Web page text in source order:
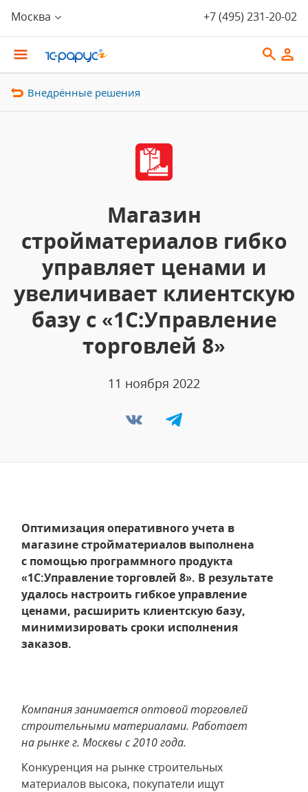
Москва +7 (495) 231-20-02
Внедрённые решения
Магазин
стройматериалов гибко
управляет ценами и
увеличивает клиентскую
базу с «1С:Управление
торговлей 8»
11 ноября 2022
Оптимизация оперативного учета в
магазине стройматериалов выполнена
с помощью программного продукта
«1С:Управление торговлей 8». В результате
удалось настроить гибкое управление
ценами, расширить клиентскую базу,
минимизировать сроки исполнения
заказов.
Компания занимается оптовой торговлей
строительными материалами. Работает
на рынке г. Москвы с 2010 года.
Конкуренция на рынке строительных
материалов высока, покупатели ищут